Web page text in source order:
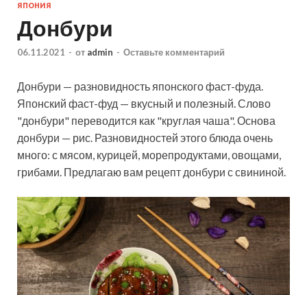
ЯПОНИЯ
Донбури
06.11.2021 - от admin - Оставьте комментарий
Донбури — разновидность японского фаст-фуда.
Японский фаст-фуд — вкусный и полезный. Слово
"донбури" переводится как "круглая чаша". Основа
донбури — рис. Разновидностей этого блюда очень
много: с мясом, курицей, морепродуктами, овощами,
грибами. Предлагаю вам рецепт донбури с свининой.